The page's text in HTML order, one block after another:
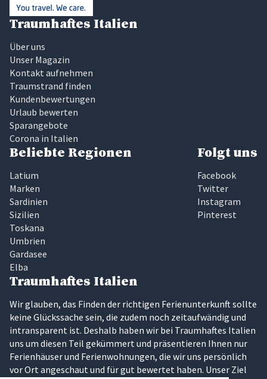
Traumhaftes Italien
Über uns
Unser Magazin
Kontakt aufnehmen
Traumstrand finden
Kundenbewertungen
Urlaub bewerten
Sparangebote
Corona in Italien
Beliebte Regionen
Latium
Marken
Sardinien
Sizilien
Toskana
Umbrien
Gardasee
Elba
Folgt uns
Facebook
Twitter
Instagram
Pinterest
Traumhaftes Italien
Wir glauben, das Finden der richtigen Ferienunterkunft sollte
keine Glückssache sein, die zudem noch zeitaufwändig und
intransparent ist. Deshalb haben wir bei Traumhaftes Italien
uns um diesen Teil gekümmert und präsentieren Ihnen nur
Ferienhäuser und Ferienwohnungen, die wir uns persönlich
vor Ort angeschaut und für gut bewertet haben. Unser Ziel